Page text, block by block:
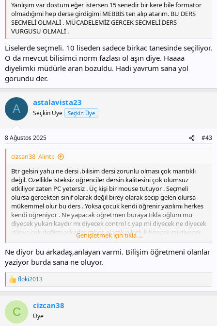
Yanlışım var dostum eğer istersen 15 senedir bir kere bile formator
olmadığımi hep derse girdigimi MEBBİS ten alıp atarım. BU DERS
SECMELİ OLMALİ . MÜCADELEMİZ GERCEK SECMELİ DERS
VURGUSU OLMALİ .
Liselerde seçmeli. 10 liseden sadece birkac tanesinde seçiliyor.
O da mevcut bilisimci norm fazlası ol aşın diye. Haaaa
diyelimki müdürle aran bozuldu. Hadi yavrum sana yol
gorundu der.
A astalavista23
Seçkin Üye Seçkin Üye
8 Ağustos 2025 #43
cizcan38' Alıntı:
Btr gelsin yahu ne dersi .bilisim dersi zorunlu olması çok mantıklı
değil. Özellikle isteksiz öğrenciler dersin kalitesini çok olumsuz
etkiliyor zaten PC yetersiz . Üç kişi bir mouse tutuyor . Seçmeli
olursa gercekten sinif olarak değil birey olarak secip gelen olursa
mükemmel olur bu ders . Yoksa çocuk kendi öğrenir yazılımı herkes
kendi öğreniyor . Ne yapacak öğretmen buraya tıkla oğlum mu
diyecek yukarı kaydır mı diyecek control c yap mi diyecek ne diyecek
dünya çok değişti askerler robot olacak pilotluk bitecek mi diyecek.
Dünya da büyük proje sahiplerine bak kim bilgisayar dersi almış
.lütfen mantıklı düşünelim bu dersin zorunlu haliyle bir gereği yok.
Böyle dusunen arkadaşlar bakanlığa yazsın
Genişletmek için tıkla ...
Ne diyor bu arkadaş,anlayan varmi. Bilişim öğretmeni olanlar
yaziyor burda sana ne oluyor.
T
e
k
l
floki2013
C cizcan38
Üye